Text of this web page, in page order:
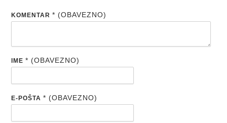
KOMENTAR* (OBAVEZNO)
IME* (OBAVEZNO)
E-POŠTA* (OBAVEZNO)